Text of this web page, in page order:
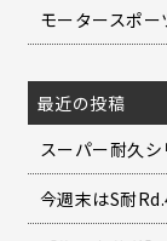
モータースポ
最近の投稿
スーパー耐久
今週末はS耐